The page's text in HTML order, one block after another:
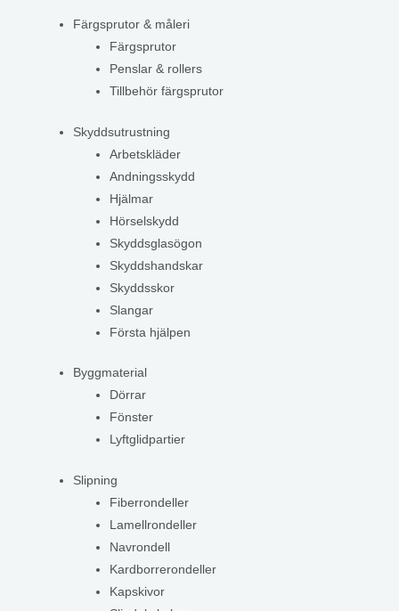
Färgsprutor & måleri
Färgsprutor
Penslar & rollers
Tillbehör färgsprutor
Skyddsutrustning
Arbetskläder
Andningsskydd
Hjälmar
Hörselskydd
Skyddsglasögon
Skyddshandskar
Skyddsskor
Slangar
Första hjälpen
Byggmaterial
Dörrar
Fönster
Lyftglidpartier
Slipning
Fiberrondeller
Lamellrondeller
Navrondell
Kardborrerondeller
Kapskivor